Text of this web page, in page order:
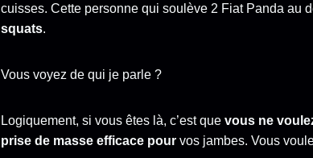
cuisses. Cette personne qui soulève 2 Fiat Panda au
squats.
Vous voyez de qui je parle ?
Logiquement, si vous êtes là, c’est que vous ne
prise de masse efficace pour vos jambes. Vous